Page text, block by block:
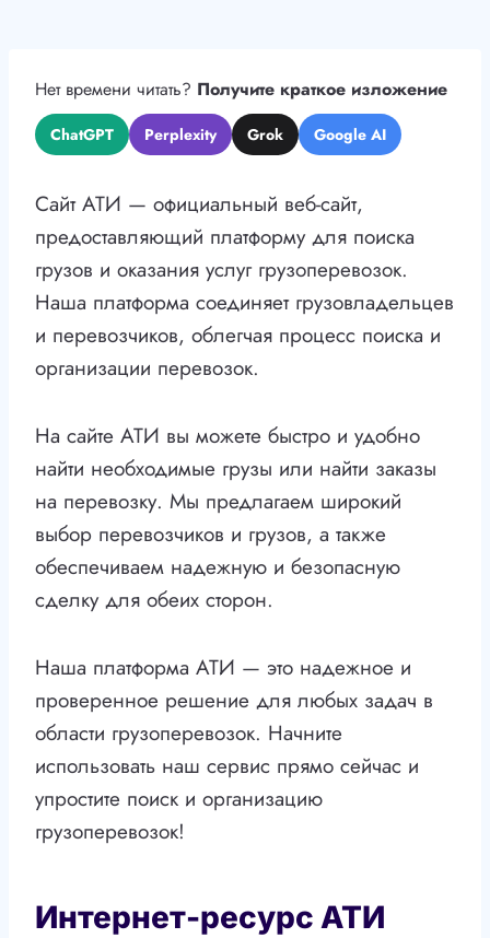
Нет времени читать? Получите краткое изложение
ChatGPT Perplexity Grok Google AI
Сайт АТИ — официальный веб-сайт,
предоставляющий платформу для поиска
грузов и оказания услуг грузоперевозок.
Наша платформа соединяет грузовладельцев
и перевозчиков, облегчая процесс поиска и
организации перевозок.
На сайте АТИ вы можете быстро и удобно
найти необходимые грузы или найти заказы
на перевозку. Мы предлагаем широкий
выбор перевозчиков и грузов, а также
обеспечиваем надежную и безопасную
сделку для обеих сторон.
Наша платформа АТИ — это надежное и
проверенное решение для любых задач в
области грузоперевозок. Начните
использовать наш сервис прямо сейчас и
упростите поиск и организацию
грузоперевозок!
Интернет-ресурс АТИ